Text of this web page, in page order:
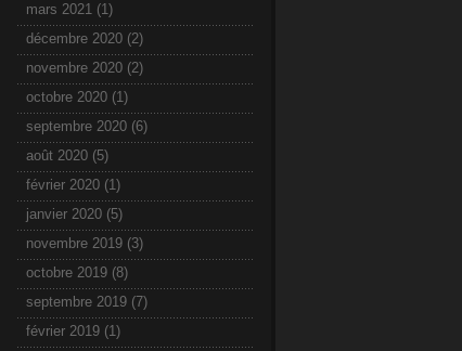
mars 2021 (1)
décembre 2020 (2)
novembre 2020 (2)
octobre 2020 (1)
septembre 2020 (6)
août 2020 (5)
février 2020 (1)
janvier 2020 (5)
novembre 2019 (3)
octobre 2019 (8)
septembre 2019 (7)
février 2019 (1)